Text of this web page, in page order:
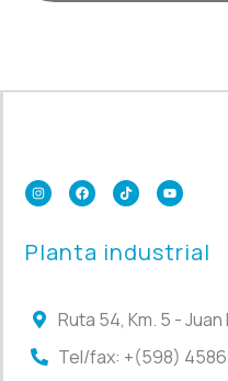
Planta industrial
Ruta 54, Km. 5 -
Tel/fax: +(598)